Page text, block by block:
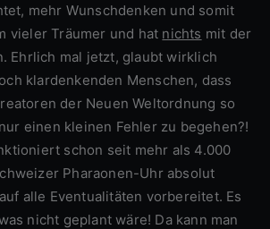
mehr Wunschdenken und somit
vieler Träumer und hat nichts mit der
Ehrlich mal jetzt, glaubt wirklich
klardenkenden Menschen, dass
der Neuen Weltordnung so
einen kleinen Fehler zu begehen?!
schon seit mehr als 4.000
Pharaonen-Uhr absolut
alle Eventualitäten vorbereitet. Es
nicht geplant wäre! Da kann man